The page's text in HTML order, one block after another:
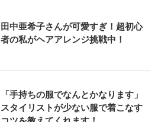
田中亜希子さんが可愛すぎ！超初心
者の私がヘアアレンジ挑戦中！
「手持ちの服でなんとかなります」
スタイリストが少ない服で着こなす